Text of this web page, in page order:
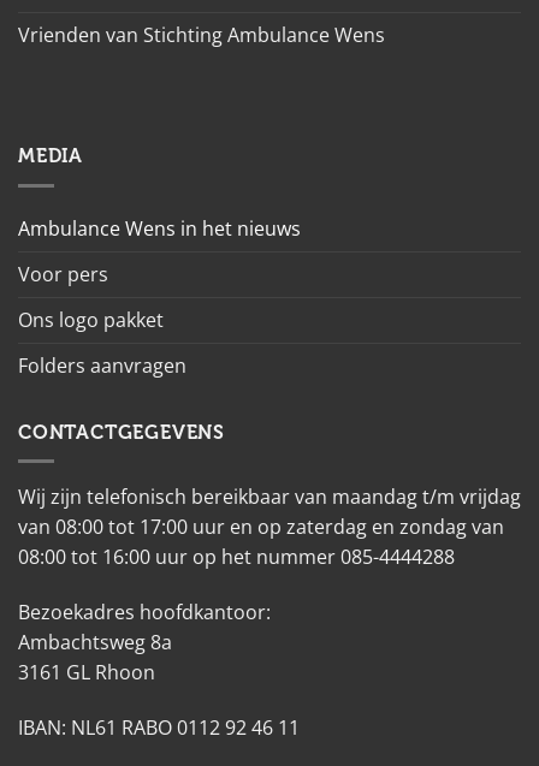
Vrienden van Stichting Ambulance Wens
MEDIA
Ambulance Wens in het nieuws
Voor pers
Ons logo pakket
Folders aanvragen
CONTACTGEGEVENS
Wij zijn telefonisch bereikbaar van maandag t/m vrijdag
van 08:00 tot 17:00 uur en op zaterdag en zondag van
08:00 tot 16:00 uur op het nummer 085-4444288
Bezoekadres hoofdkantoor:
Ambachtsweg 8a
3161 GL Rhoon
IBAN: NL61 RABO 0112 92 46 11